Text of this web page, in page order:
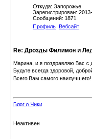
Откуда: Запорожье
Зарегистрирован:
Сообщений: 1871
Профиль
Вебсайт
Re: Дрозды Филимон и
Марина, и я поздравляю Вас с
Будьте всегда здоровой,
Всего Вам самого наилучшего!
Блог о Чики
Неактивен